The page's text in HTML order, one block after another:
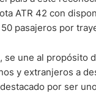
ATR 42 con
pasajeros por
se une al propósito
y extranjeros a
por ser